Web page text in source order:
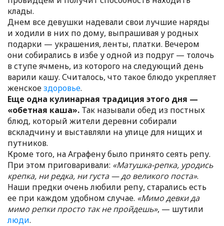
клады.
Днем все девушки надевали свои лучшие наряды
и ходили в них по дому, выпрашивая у родных
подарки — украшения, ленты, платки. Вечером
они собирались в избе у одной из подруг — толочь
в ступе ячмень, из которого на следующий день
варили кашу. Считалось, что такое блюдо укрепляет
женскоездоровье.
Еще одна кулинарная традиция этого дня —
«обетная каша». Так называли обед из постных
блюд, который жители деревни собирали
вскладчину и выставляли на улице для нищих и
путников.
Кроме того, на Аграфену было принято сеять репу.
При этом приговаривали: «Матушка-репка, уродись
крепка, ни редка, ни густа — до великого поста».
Наши предки очень любили репу, старались есть
ее при каждом удобном случае. «Мимо девки да
мимо репки просто так не пройдешь», — шутили
люди.